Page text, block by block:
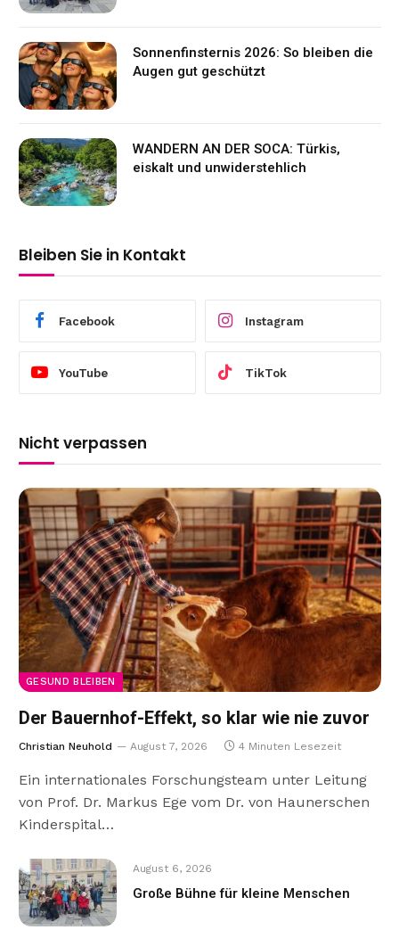
Sonnenfinsternis 2026: So bleiben die
Augen gut geschützt
WANDERN AN DER SOCA: Türkis,
eiskalt und unwiderstehlich
Bleiben Sie in Kontakt
Facebook Instagram
YouTube TikTok
Nicht verpassen
GESUND BLEIBEN
Der Bauernhof-Effekt, so klar wie nie zuvor
Christian Neuhold August 7, 2026 4 Minuten Lesezeit
Ein internationales Forschungsteam unter Leitung
von Prof. Dr. Markus Ege vom Dr. von Haunerschen
Kinderspital…
August 6, 2026
Große Bühne für kleine Menschen